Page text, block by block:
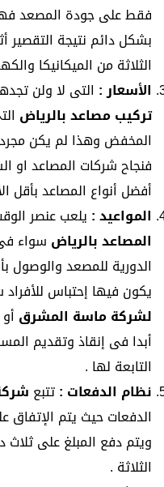
فقط على جودة المصعد
بشكل دائم نتيجة التقصير
الثلاثة من الميكانيكا
الأسعار : التى لا ولن
تركيب مصاعد بالرياض
المخفض وهذا لم يكن
فنجاح شركات المصاعد او
أفضل أنواع المصاعد بأقل
المواعيد : يلعب عنصر
المصاعد بالرياض سواء
الدورية للمصعد والوصول
يكون فيها إحتباس
لشركة ماسة المشرق
أبدا فى إنقاذ وتقديم
التابعة لها .
نظام الدفعات :تتبع
الدفعات حيث يتم الإتفاق
ويتم دفع المبلغ على
الثلاثة .